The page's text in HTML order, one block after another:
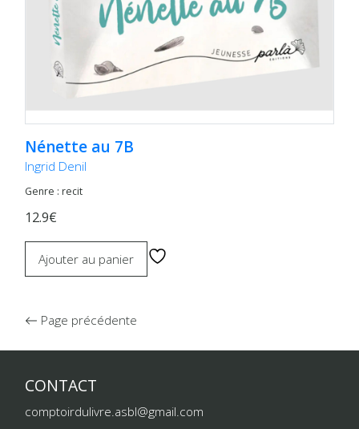
Nénette au 7B
Ingrid Denil
Genre : recit
12.9€
Ajouter au panier
Page précédente
CONTACT
comptoirdulivre.asbl@gmail.com